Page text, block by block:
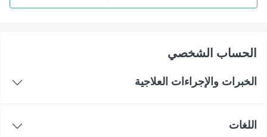
اﻟﺤﺴﺎﺏ اﻟﺸﺨﺼﻲ
الخبرات والإجراءات العلاجية
اللغات